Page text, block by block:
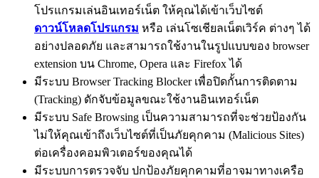
โปรแกรมเล่นอินเทอร์เน็ต ให้คุณได้เข้าเว็บไซต์
ดาวน์โหลดโปรแกรม หรือ เล่นโซเชียลเน็ตเวิร์ค ต่างๆ ได้
อย่างปลอดภัย และสามารถใช้งานในรูปแบบของ browser
extension บน Chrome, Opera และ Firefox ได้
มีระบบ Browser Tracking Blocker เพื่อปิดกั้นการติดตาม
(Tracking) ดักจับข้อมูลขณะใช้งานอินเทอร์เน็ต
มีระบบ Safe Browsing เป็นความสามารถที่จะช่วยป้องกัน
ไม่ให้คุณเข้าถึงเว็บไซต์ที่เป็นภัยคุกคาม (Malicious Sites)
ต่อเครื่องคอมพิวเตอร์ของคุณได้
มีระบบการตรวจจับ ปกป้องภัยคุกคามที่อาจมาทางเครือ